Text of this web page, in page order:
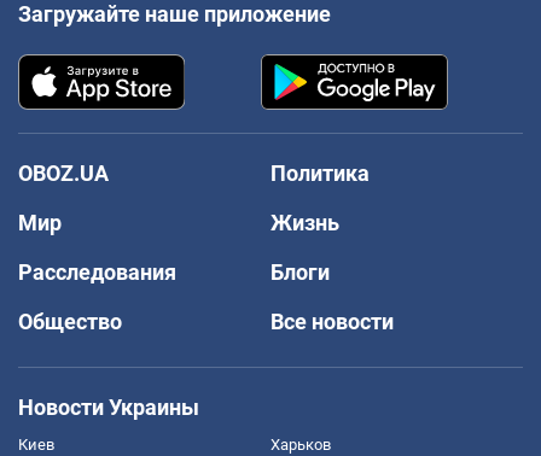
Загружайте наше приложение
OBOZ.UA
Политика
Мир
Жизнь
Расследования
Блоги
Общество
Все новости
Новости Украины
Киев Харьков